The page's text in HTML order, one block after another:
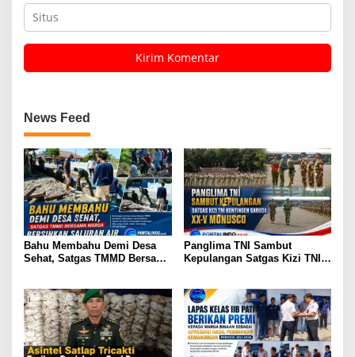
News Feed
Bahu Membahu Demi Desa
Sehat, Satgas TMMD Bersama
Panglima TNI Sambut
Kepulangan Satgas Kizi TNI